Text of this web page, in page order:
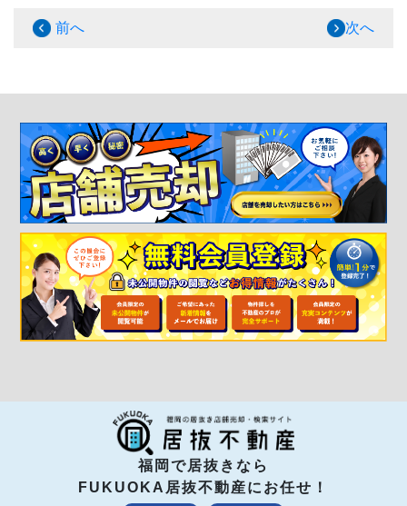
前へ 次へ
福岡で居抜きなら
FUKUOKA居抜不動産にお任せ！